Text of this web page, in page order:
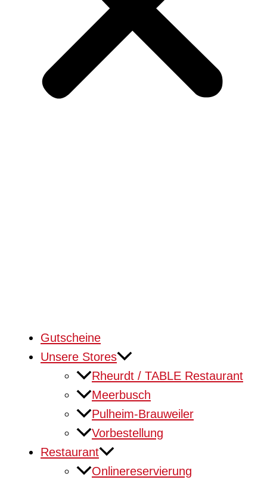
Gutscheine
Unsere Stores
Rheurdt / TABLE Restaurant
Meerbusch
Pulheim-Brauweiler
Vorbestellung
Restaurant
Onlinereservierung